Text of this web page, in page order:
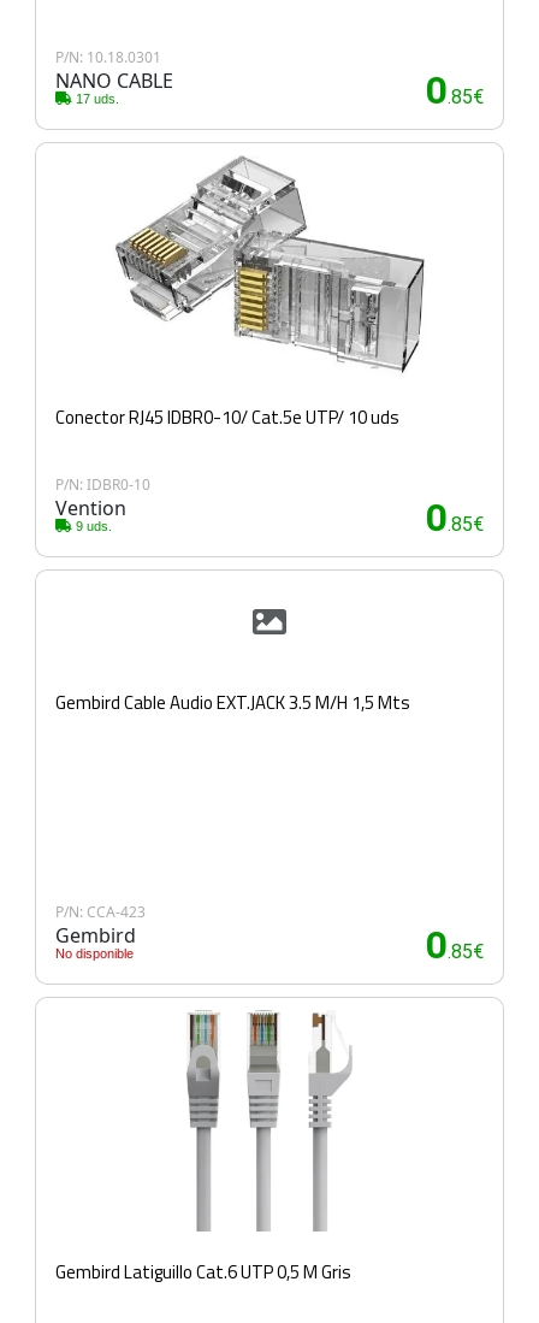
P/N: 10.18.0301
NANO CABLE
17 uds. 0.85€
Conector RJ45 IDBR0-10/ Cat.5e UTP/ 10 uds
P/N: IDBR0-10
Vention
9 uds. 0.85€
Gembird Cable Audio EXT.JACK 3.5 M/H 1,5 Mts
P/N: CCA-423
Gembird
No disponible 0.85€
Gembird Latiguillo Cat.6 UTP 0,5 M Gris